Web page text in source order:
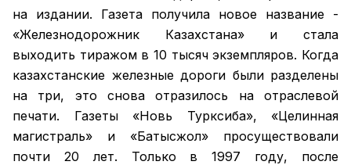
на издании. Газета получила новое название -
«Железнодорожник Казахстана» и стала
выходить тиражом в 10 тысяч экземпляров. Когда
казахстанские железные дороги были разделены
на три, это снова отразилось на отраслевой
печати. Газеты «Новь Турксиба», «Целинная
магистраль» и «Батысжол» просуществовали
почти 20 лет. Только в 1997 году, после